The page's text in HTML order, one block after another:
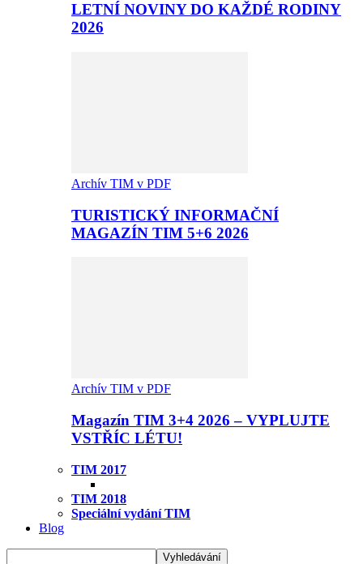
LETNÍ NOVINY DO KAŽDÉ RODINY
2026
Archív TIM v PDF
TURISTICKÝ INFORMAČNÍ
MAGAZÍN TIM 5+6 2026
Archív TIM v PDF
Magazín TIM 3+4 2026 – VYPLUJTE
VSTŘÍC LÉTU!
TIM 2017
TIM 2018
Speciální vydání TIM
Blog